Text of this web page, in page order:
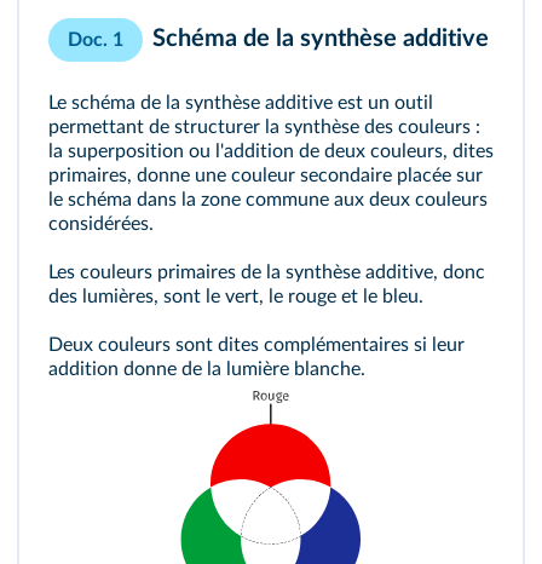
Doc. 1 Schéma de la synthèse additive
Le schéma de la synthèse additive est un outil
permettant de structurer la synthèse des couleurs :
la superposition ou l'addition de deux couleurs, dites
primaires, donne une couleur secondaire placée sur
le schéma dans la zone commune aux deux couleurs
considérées.
Les couleurs primaires de la synthèse additive, donc
des lumières, sont le vert, le rouge et le bleu.
Deux couleurs sont dites complémentaires si leur
addition donne de la lumière blanche.